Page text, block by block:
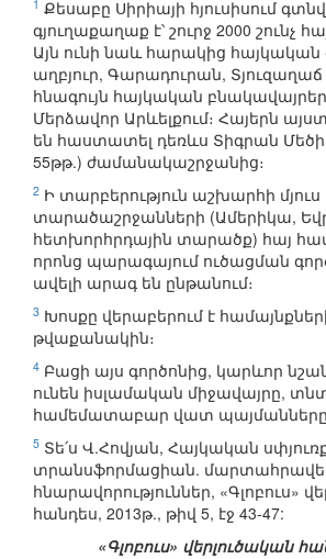
1 Քեսաբը Սիրիայի հյուսիսում
գյուղաքաղաք է՝ շուրջ 2000 շունչ
Այն ունի նաև հարակից հայկական
աղբյուր, Գարադուրան, Տյուզաղաճ
հնագույն հայկական
Մերձավոր Արևելքում։ Հայերն
են հաստատել դեռևս Տիգրան Մեծի
55թթ.) ժամանակաշրջանից։
2 Ի տարբերություն աշխարհի մյուս
տարածաշրջանների (Ամերիկա,
հետխորհրդային տարածք) հայ
որոնց պարագայում ուծացման
ավելի արագ են ընթանում։
3 Խոսքը վերաբերում է
թվաքանակին։
4 Բացի այս գործոնից, կարևոր
ունեն իսլամական միջավայրը,
համեմատաբար վատ պայմանները
5 Տե՛ս Վ.Հովյան, Հայկական
տրանսֆորմացիան.
հնարավորություններ, «Գլոբուս»
հանդես, 2013թ., թիվ 5, էջ 43-47:
«Գլոբուս» վերլուծական